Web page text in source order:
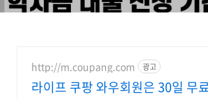
http://m.coupang.com 광고
라이프 쿠팡 와우회원은 30일 무